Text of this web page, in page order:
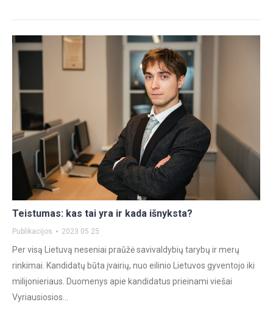
Teistumas: kas tai yra ir kada išnyksta?
Publikacijos 2023 05 25
Per visą Lietuvą neseniai praūžė savivaldybių tarybų ir merų
rinkimai. Kandidatų būta įvairių, nuo eilinio Lietuvos gyventojo iki
milijonieriaus. Duomenys apie kandidatus prieinami viešai
Vyriausiosios…